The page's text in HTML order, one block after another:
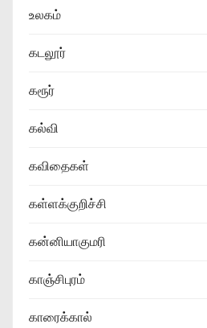
உலகம்
கடலூர்
கரூர்
கல்வி
கவிதைகள்
கள்ளக்குறிச்சி
கன்னியாகுமரி
காஞ்சிபுரம்
காரைக்கால்